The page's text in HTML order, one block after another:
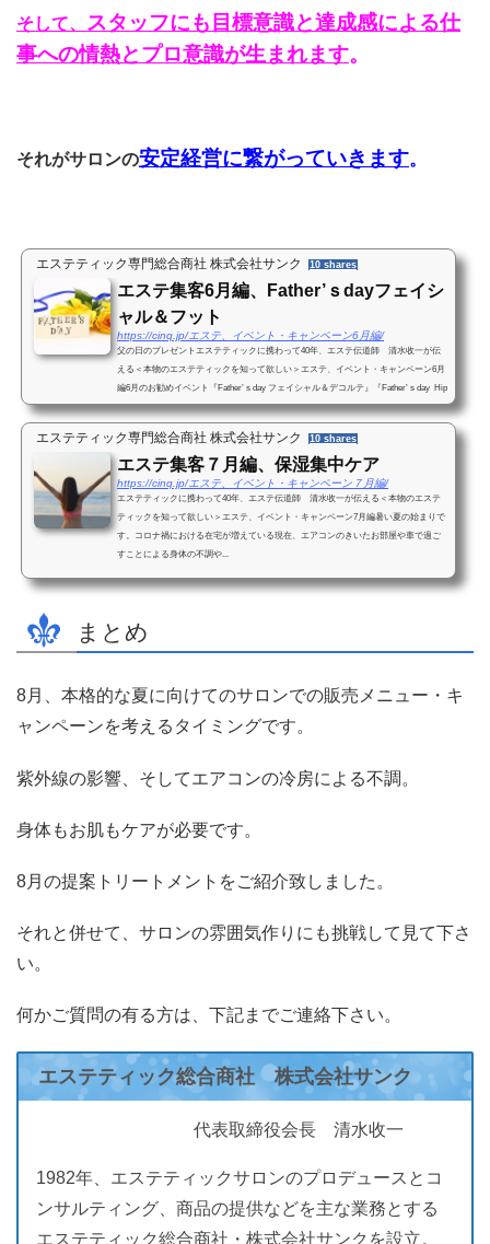
そして、
スタッフにも目標意識と達成感による仕
事への情熱とプロ意識が生まれます。
それがサロンの安定経営に繋がっていきます。
エステティック専門総合商社 株式会社サンク 10 shares
エステ集客6月編、Father’ｓdayフェイシ
ャル＆フット
https://cinq.jp/エステ、イベント・キャンペーン6月編/
父の日のプレゼントエステティックに携わって40年、エステ伝道師 清水收一が伝
える＜本物のエステティックを知って欲しい＞エステ、イベント・キャンペーン6月
編6月のお勧めイベント『Father’ｓday フェイシャル＆デコルテ』『Father’ｓday Hip
&Legs&Feet...
エステティック専門総合商社 株式会社サンク 10 shares
エステ集客７月編、保湿集中ケア
https://cinq.jp/エステ、イベント・キャンペーン７月編/
エステティックに携わって40年、エステ伝道師 清水收一が伝える＜本物のエステ
ティックを知って欲しい＞エステ、イベント・キャンペーン7月編暑い夏の始まりで
す。コロナ禍における在宅が増えている現在、エアコンのきいたお部屋や車で過ご
すことによる身体の不調や...
まとめ
8月、本格的な夏に向けてのサロンでの販売メニュー・キ
ャンペーンを考えるタイミングです。
紫外線の影響、そしてエアコンの冷房による不調。
身体もお肌もケアが必要です。
8月の提案トリートメントをご紹介致しました。
それと併せて、サロンの雰囲気作りにも挑戦して見て下さ
い。
何かご質問の有る方は、下記までご連絡下さい。
エステティック総合商社 株式会社サンク
代表取締役会長 清水收一
1982年、エステティックサロンのプロデュースとコ
ンサルティング、商品の提供などを主な業務とする
エステティック総合商社・株式会社サンクを設立。